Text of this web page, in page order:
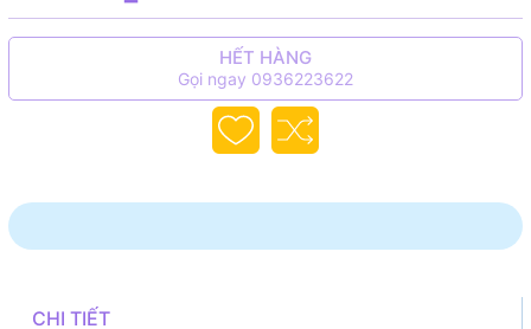
HẾT HÀNG
Gọi ngay 0936223622
CHI TIẾT